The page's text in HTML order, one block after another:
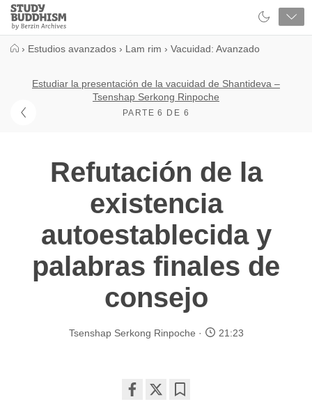
Close
Study
Buddhism
› Estudios avanzados › Lam rim › Vacuidad: Avanzado
Estudiar la presentación de la vacuidad de Shantideva –
Tsenshap Serkong Rinpoche
PARTE 6 DE 6
Refutación de la
existencia
autoestablecida y
palabras finales de
consejo
Tsenshap Serkong Rinpoche 21:23